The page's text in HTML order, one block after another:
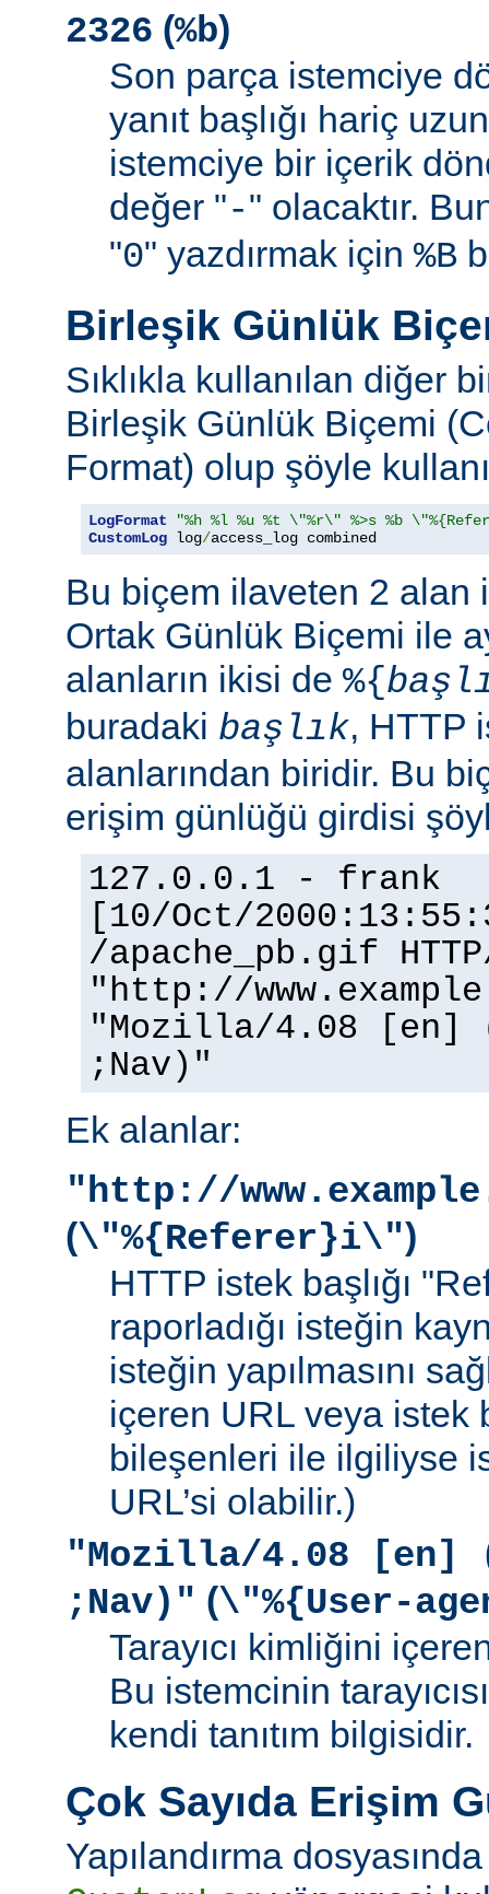
2326 (%b)
Son parça istemciye
yanıt başlığı hariç
istemciye bir içerik
değer "-" olacaktır.
"0" yazdırmak için %B
Birleşik Günlük
Sıklıkla kullanılan diğer
Birleşik Günlük Biçemi
Format) olup şöyle
LogFormat
"%h %l %u %t \"%r\" %>s %b
CustomLog log/access_log combined
Bu biçem ilaveten 2 alan
Ortak Günlük Biçemi ile
alanların ikisi de %{
buradaki başlık, HTTP
alanlarından biridir. Bu
erişim günlüğü girdisi
127.0.0.1 - frank
[10/Oct/
/apache_pb.gif
"http://
"Mozilla/4.08 [en]
;Nav)"
Ek alanlar:
"http://
(\"%{Referer}i\")
HTTP istek başlığı
raporladığı isteğin
isteğin yapılmasını
içeren URL veya istek
bileşenleri ile ilgiliyse
URL’si olabilir.)
"Mozilla/4.08 [en]
;Nav)" (\"%{User-
Tarayıcı kimliğini
Bu istemcinin
kendi tanıtım bilgisidir.
Çok Sayıda Erişim
Yapılandırma